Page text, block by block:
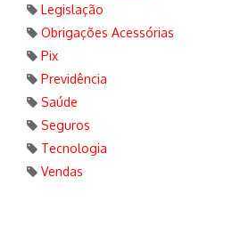
Legislação
Obrigações Acessórias
Pix
Previdência
Saúde
Seguros
Tecnologia
Vendas